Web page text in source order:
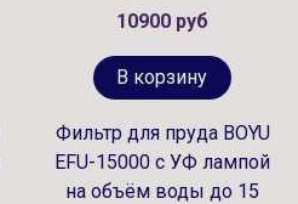
10900 руб
В корзину
Фильтр для пруда BOYU
EFU-15000 с УФ лампой
на объём воды до 15